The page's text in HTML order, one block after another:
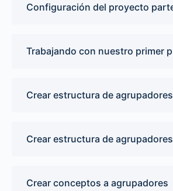
Configuración del proyecto
Trabajando con nuestro primer
Crear estructura de
Crear estructura de
Crear conceptos a agrupadores